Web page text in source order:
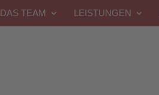
DAS TEAM LEISTUNGEN